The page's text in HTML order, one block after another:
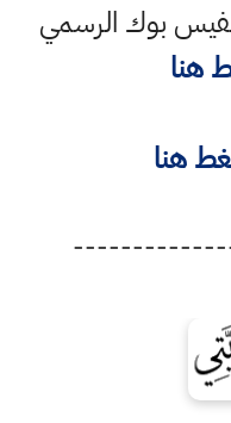
بوك الرسمي
هنا
هنا